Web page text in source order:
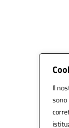
Il
sono